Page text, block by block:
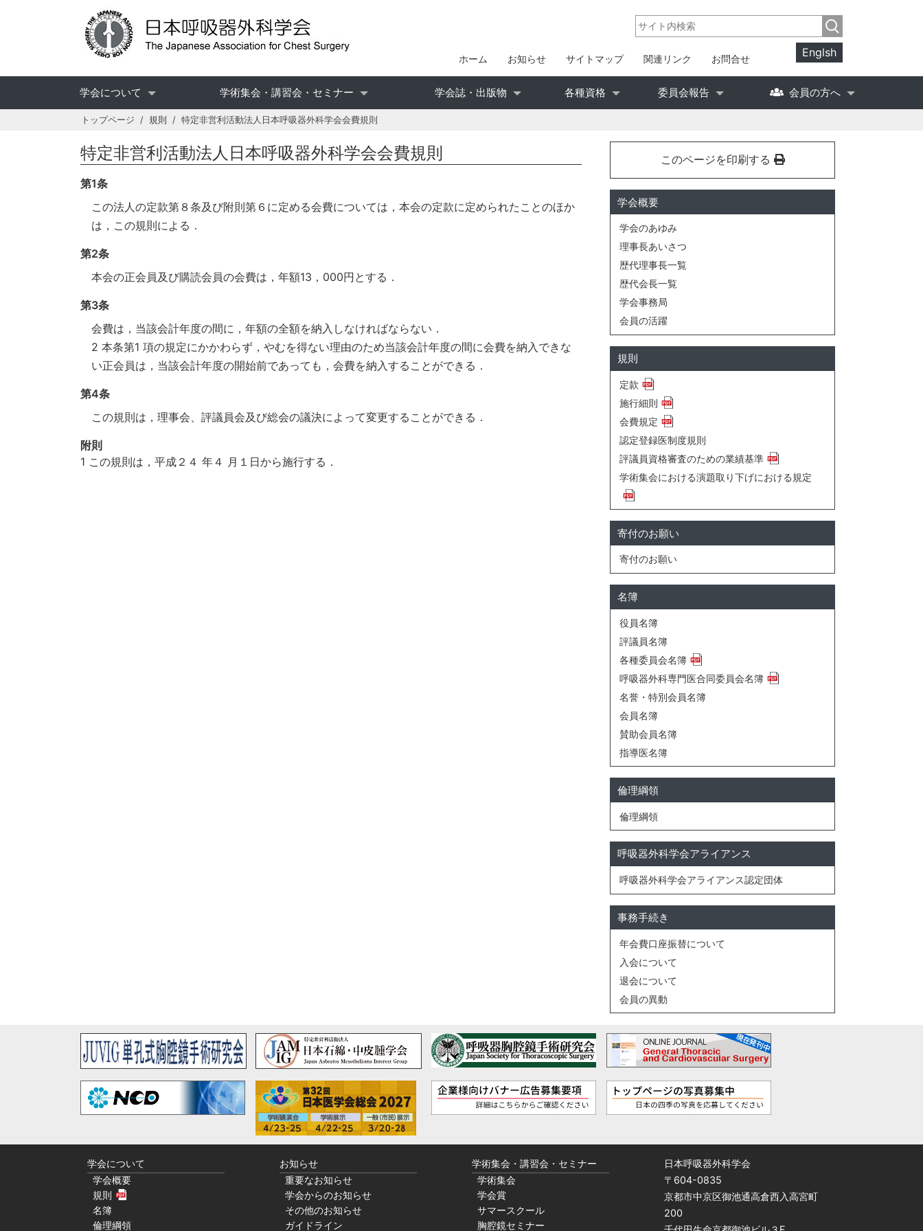
ホーム お知らせ サイトマップ 関連リンク お問合せ Englsh
学会について 学術集会・講習会・セミナー 学会誌・出版物 各種資格 委員会報告 会員の方へ
トップページ 規則 特定非営利活動法人日本呼吸器外科学会会費規則
特定非営利活動法人日本呼吸器外科学会会費規則
第1条
この法人の定款第８条及び附則第６に定める会費については，本会の定款に定められたことのほか
は，この規則による．
第2条
本会の正会員及び購読会員の会費は，年額13，000円とする．
第3条
会費は，当該会計年度の間に，年額の全額を納入しなければならない．
2 本条第1 項の規定にかかわらず，やむを得ない理由のため当該会計年度の間に会費を納入できな
い正会員は，当該会計年度の開始前であっても，会費を納入することができる．
第4条
この規則は，理事会、評議員会及び総会の議決によって変更することができる．
附則
1 この規則は，平成２４ 年４ 月１日から施行する．
このページを印刷する
学会概要
学会のあゆみ
理事長あいさつ
歴代理事長一覧
歴代会長一覧
学会事務局
会員の活躍
規則
定款
施行細則
会費規定
認定登録医制度規則
評議員資格審査のための業績基準
学術集会における演題取り下げにおける規定
寄付のお願い
寄付のお願い
名簿
役員名簿
評議員名簿
各種委員会名簿
呼吸器外科専門医合同委員会名簿
名誉・特別会員名簿
会員名簿
賛助会員名簿
指導医名簿
倫理綱領
倫理綱領
呼吸器外科学会アライアンス
呼吸器外科学会アライアンス認定団体
事務手続き
年会費口座振替について
入会について
退会について
会員の異動
学会について
学会概要
規則
名簿
倫理綱領
お知らせ
重要なお知らせ
学会からのお知らせ
その他のお知らせ
ガイドライン
学術集会・講習会・セミナー
学術集会
学会賞
サマースクール
胸腔鏡セミナー
日本呼吸器外科学会
〒604-0835
京都市中京区御池通高倉西入高宮町
200